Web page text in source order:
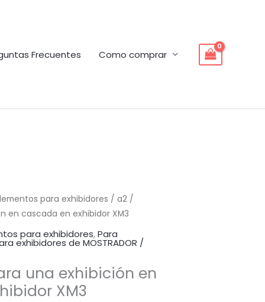
Frecuentes Como comprar
para exhibidores / a2 /
en cascada en exhibidor XM3
para exhibidores,Para
exhibidores de MOSTRADOR /
una exhibición en
XM3